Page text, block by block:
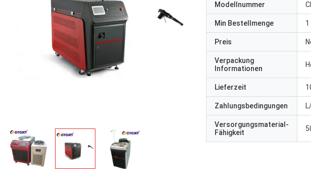
Modellnummer
Min Bestellmenge 1
Preis
Verpackung
Informationen
Lieferzeit
Zahlungsbedingungen
Versorgungsmaterial-
Fähigkeit